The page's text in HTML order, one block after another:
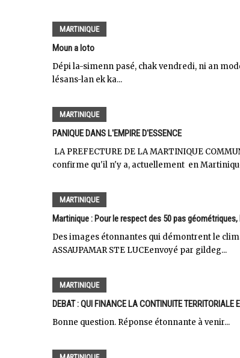
MARTINIQUE
Moun a loto
Dépi la-simenn pasé, chak vendredi, ni an
lésans-lan ek ka...
MARTINIQUE
PANIQUE DANS L'EMPIRE D'ESSENCE
LA PREFECTURE DE LA MARTINIQUE
confirme qu'il n'y a, actuellement en
MARTINIQUE
Martinique : Pour le respect des 50 pas
Des images étonnantes qui démontrent le
ASSAUPAMAR STE LUCEenvoyé par gildeg...
MARTINIQUE
DEBAT : QUI FINANCE LA CONTINUITE TERRITORIALE
Bonne question. Réponse étonnante à venir...